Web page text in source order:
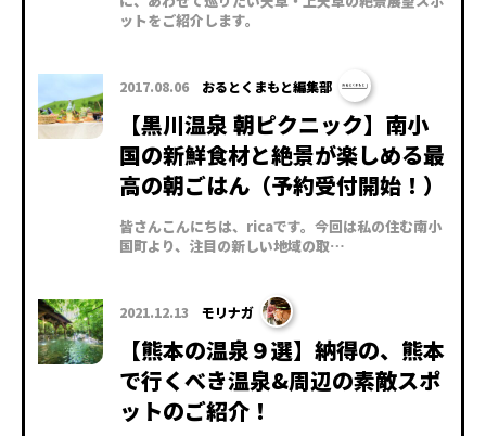
ットをご紹介します。
2017.08.06 おるとくまもと編集部
【黒川温泉 朝ピクニック】南小
国の新鮮食材と絶景が楽しめる最
高の朝ごはん（予約受付開始！）
皆さんこんにちは、ricaです。今回は私の住む南小
国町より、注目の新しい地域の取…
2021.12.13 モリナガ
【熊本の温泉９選】納得の、熊本
で行くべき温泉&周辺の素敵スポ
ットのご紹介！